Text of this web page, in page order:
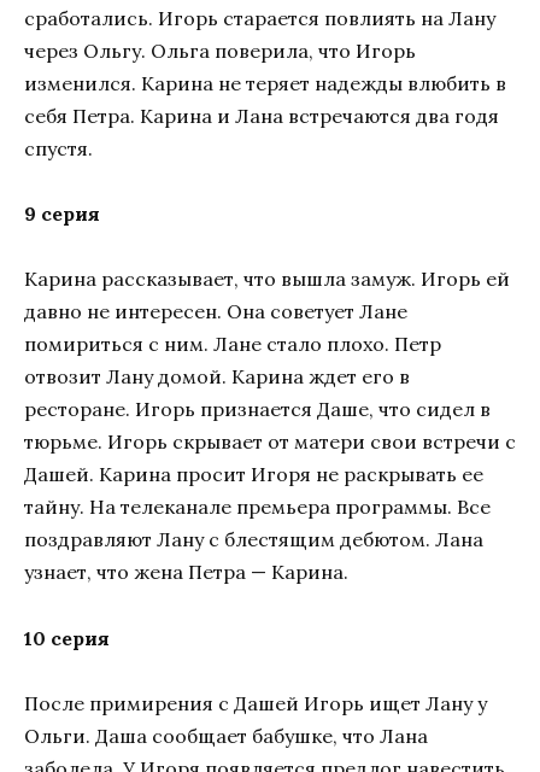
сработались. Игорь старается повлиять на Лану
через Ольгу. Ольга поверила, что Игорь
изменился. Карина не теряет надежды влюбить в
себя Петра. Карина и Лана встречаются два годя
спустя.
9 серия
Карина рассказывает, что вышла замуж. Игорь ей
давно не интересен. Она советует Лане
помириться с ним. Лане стало плохо. Петр
отвозит Лану домой. Карина ждет его в
ресторане. Игорь признается Даше, что сидел в
тюрьме. Игорь скрывает от матери свои встречи с
Дашей. Карина просит Игоря не раскрывать ее
тайну. На телеканале премьера программы. Все
поздравляют Лану с блестящим дебютом. Лана
узнает, что жена Петра — Карина.
10 серия
После примирения с Дашей Игорь ищет Лану у
Ольги. Даша сообщает бабушке, что Лана